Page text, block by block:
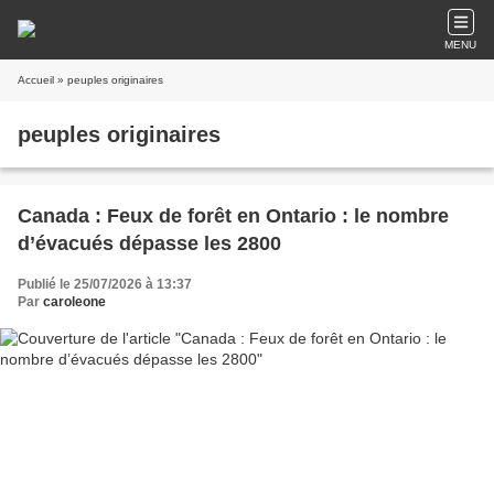
MENU
Accueil » peuples originaires
peuples originaires
Canada : Feux de forêt en Ontario : le nombre
d’évacués dépasse les 2800
Publié le 25/07/2026 à 13:37
Par caroleone